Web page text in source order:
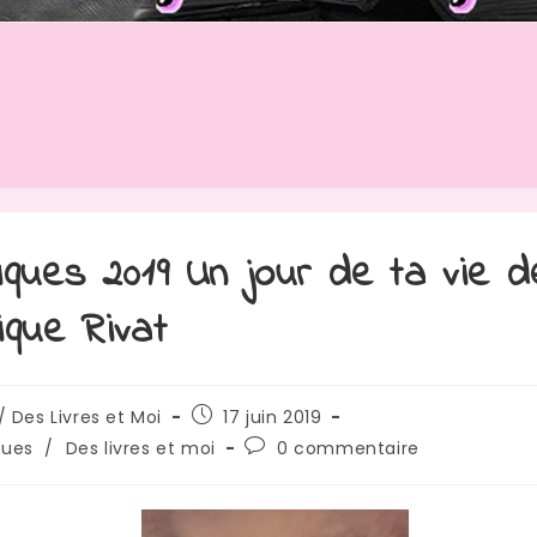
2019 Un jour de ta vie
Rivat
Des Livres et Moi
Publication
publiée :
17 juin 2019
/ Des livres et moi
Commentaires
publication :
0 commentaire